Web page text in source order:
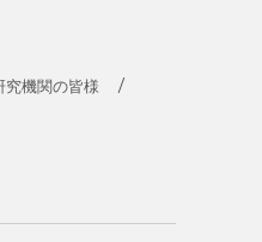
究機関の皆様